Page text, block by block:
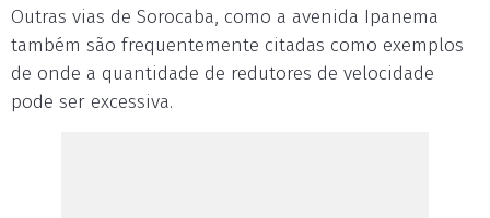
Outras vias de Sorocaba, como a avenida Ipanema
também são frequentemente citadas como exemplos
de onde a quantidade de redutores de velocidade
pode ser excessiva.